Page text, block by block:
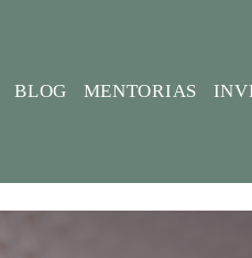
BLOG MENTORIAS